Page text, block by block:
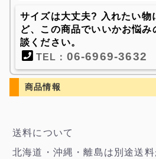
サイズは大丈夫? 入れたい物
ど、この商品でいいかお悩み
談ください。
TEL： 06-6969-3632
商品情報
送料について
北海道・沖縄・離島は別途送料